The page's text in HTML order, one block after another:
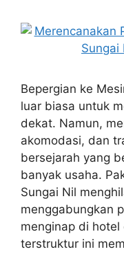
Bepergian ke
luar biasa untuk
dekat. Namun,
akomodasi, dan
bersejarah yang
banyak usaha.
Sungai Nil
menggabungkan
menginap di hotel
terstruktur ini